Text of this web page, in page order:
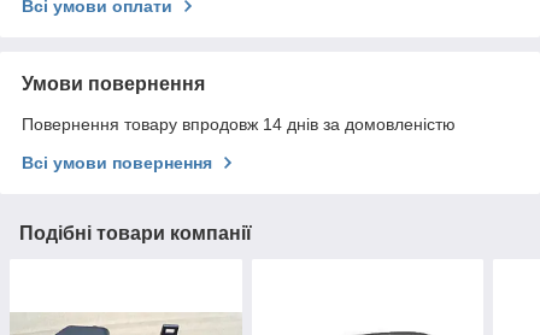
Всі умови оплати
Умови повернення
Повернення товару впродовж 14 днів за домовленістю
Всі умови повернення
Подібні товари компанії